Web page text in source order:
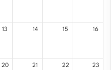
13 14 15 16
20 21 22 23